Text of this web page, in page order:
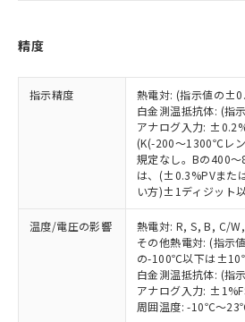
精度
指示精度
熱電対: (指示値の
白金測温抵抗体: (
アナログ入力:
(K(-200～1300℃レ
規定なし。Bの400
は、(±0.3%PVま
い方)±1ディジット
温度/電圧の影響
熱電対: R, S, B, C/
その他熱電対: (指
の-100℃以下は
白金測温抵抗体: (
アナログ入力:
周囲温度: -10℃～
るもので、過去に遡って非含
ものではありません。
また、RoHS指令のフタル
物質の対応では、対応完了
荷製品に未対応品が混在す
欄に対応日を記載しており
既に当社にて対応品への在
していることから、特段の
り、2022年1月12日より割